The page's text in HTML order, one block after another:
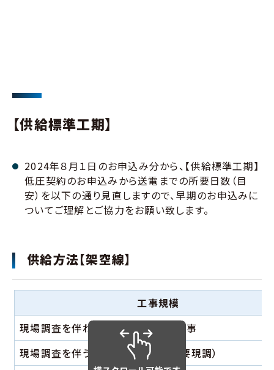
【供給標準工期】
2024年８月１日のお申込み分から、【供給標準工期】
低圧契約のお申込みから送電までの所要日数（目
安）を以下の通り見直しますので、早期のお申込みに
ついてご理解とご協力をお願い致します。
供給方法【架空線】
工事規模
現場調査を伴わない引込線以下の工事
現場調査を伴う引込線以下の工事（要現調）